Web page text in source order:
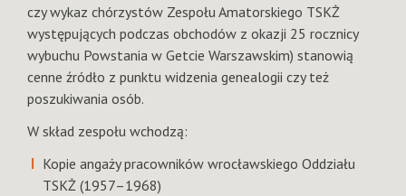
czy wykaz chórzystów Zespołu Amatorskiego TSKŻ
występujących podczas obchodów z okazji 25 rocznicy
wybuchu Powstania w Getcie Warszawskim) stanowią
cenne źródło z punktu widzenia genealogii czy też
poszukiwania osób.
W skład zespołu wchodzą:
Kopie angaży pracowników wrocławskiego Oddziału
TSKŻ (1957–1968)